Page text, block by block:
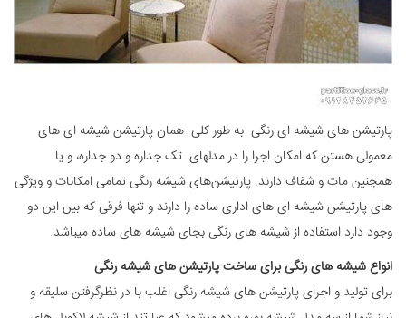
پارتیشن های شیشه ‌ای رنگی به طور کلی همان پارتیشن‌ شیشه‌ ای های
معمولی هستن که امکان اجرا را در مدلهای تک جداره و دو جداره، و یا
همچنین مات و شفاف دارند. پارتیشن‌های شیشه رنگی تمامی امکانات و ویژگی
های پارتیشن شیشه ای های اداری ساده را دارند و تنها فرقی که بین این دو
وجود دارد استفاده از شیشه های رنگی بجای شیشه های ساده میباشد.
انواع شیشه های رنگی برای ساخت پارتیشن های شیشه رنگی
برای تولید و اجرای پارتیشن های شیشه رنگی اغلب با در نظرگرفتن سلیقه و